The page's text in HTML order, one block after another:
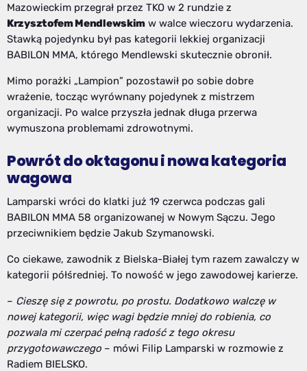
Mazowieckim przegrał przez TKO w 2 rundzie z
Krzysztofem Mendlewskim w walce wieczoru wydarzenia.
Stawką pojedynku był pas kategorii lekkiej organizacji
BABILON MMA, którego Mendlewski skutecznie obronił.
Mimo porażki „Lampion” pozostawił po sobie dobre
wrażenie, tocząc wyrównany pojedynek z mistrzem
organizacji. Po walce przyszła jednak długa przerwa
wymuszona problemami zdrowotnymi.
Powrót do oktagonu i nowa kategoria
wagowa
Lamparski wróci do klatki już 19 czerwca podczas gali
BABILON MMA 58 organizowanej w Nowym Sączu. Jego
przeciwnikiem będzie Jakub Szymanowski.
Co ciekawe, zawodnik z Bielska-Białej tym razem zawalczy w
kategorii półśredniej. To nowość w jego zawodowej karierze.
– Cieszę się z powrotu, po prostu. Dodatkowo walczę w
nowej kategorii, więc wagi będzie mniej do robienia, co
pozwala mi czerpać pełną radość z tego okresu
przygotowawczego – mówi Filip Lamparski w rozmowie z
Radiem BIELSKO.